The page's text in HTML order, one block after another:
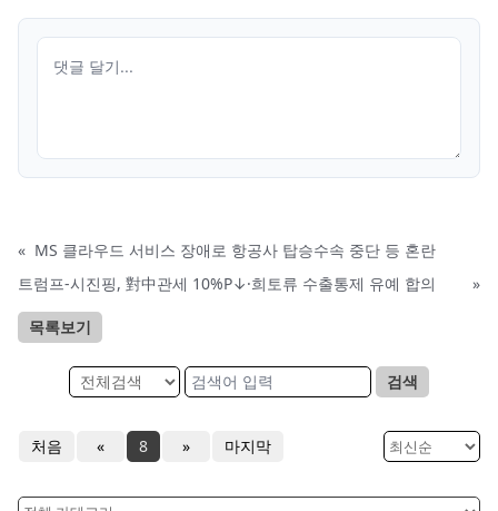
« MS 클라우드 서비스 장애로 항공사 탑승수속 중단 등 혼란
트럼프-시진핑, 對中관세 10%P↓·희토류 수출통제 유예 합의
»
목록보기
검색
처음 « 8 » 마지막